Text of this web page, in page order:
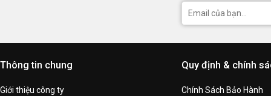
Thông tin chung
Giới thiệu công ty
Quy định & chính
Chính Sách Bảo Hành